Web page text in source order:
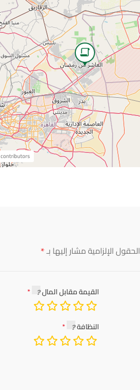
contributors
الحقول الإلزامية مشار إليها بـ*
القيمة مقابل المال
النظافة